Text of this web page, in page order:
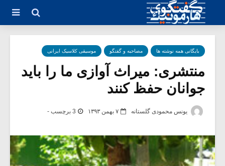
بایگانی همه نوشته ها مصاحبه و گفتگو موسیقی کلاسیک ایرانی
منتشری: میراث آوازی ما را باید
جوانان حفظ کنند
یونس محمودی گلستانه ۷ بهمن ۱۳۹۳ 3 برچسب -